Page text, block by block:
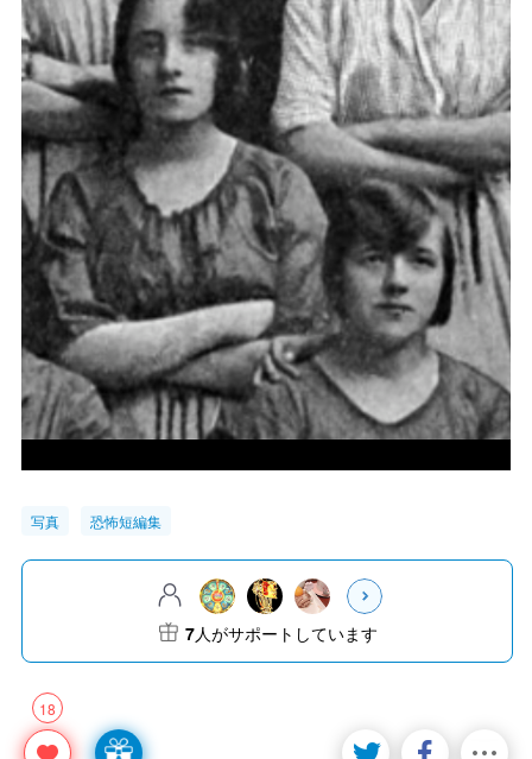
写真 恐怖短編集
18
7人がサポートしています